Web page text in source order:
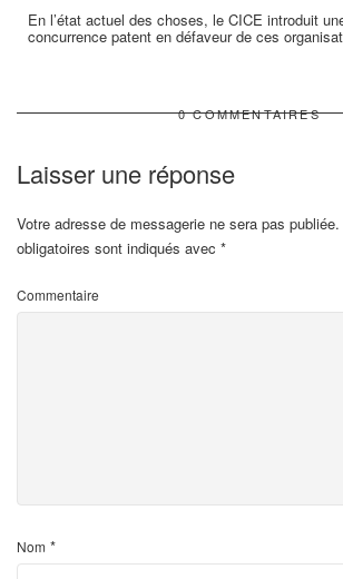
En l’état actuel des choses, le CICE introduit
concurrence patent en défaveur de ces
0 COMMENTAIRES
Laisser une réponse
Votre adresse de messagerie ne sera pas publiée.
obligatoires sont indiqués avec *
Commentaire
Nom *